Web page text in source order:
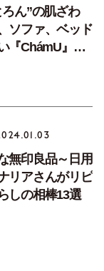
ん”の肌ざわ
ソファ、ベッド
『ChámU』の
無印良品～日用
リアさんがリピ
しの相棒13選